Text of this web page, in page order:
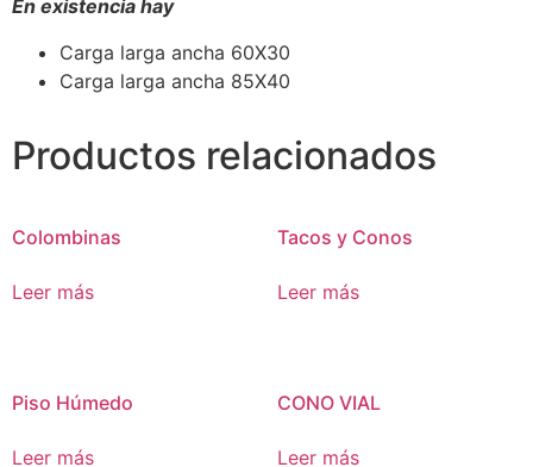
En existencia hay
Carga larga ancha 60X30
Carga larga ancha 85X40
Productos relacionados
Colombinas
Leer más
Tacos y Conos
Leer más
Piso Húmedo
Leer más
CONO VIAL
Leer más